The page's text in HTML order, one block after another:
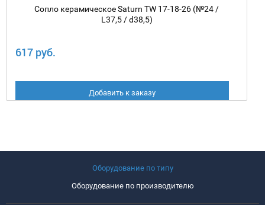
Сопло керамическое Saturn TW 17-18-26 (№24 /
L37,5 / d38,5)
617 руб.
Добавить к заказу
Оборудование по типу
Оборудование по производителю